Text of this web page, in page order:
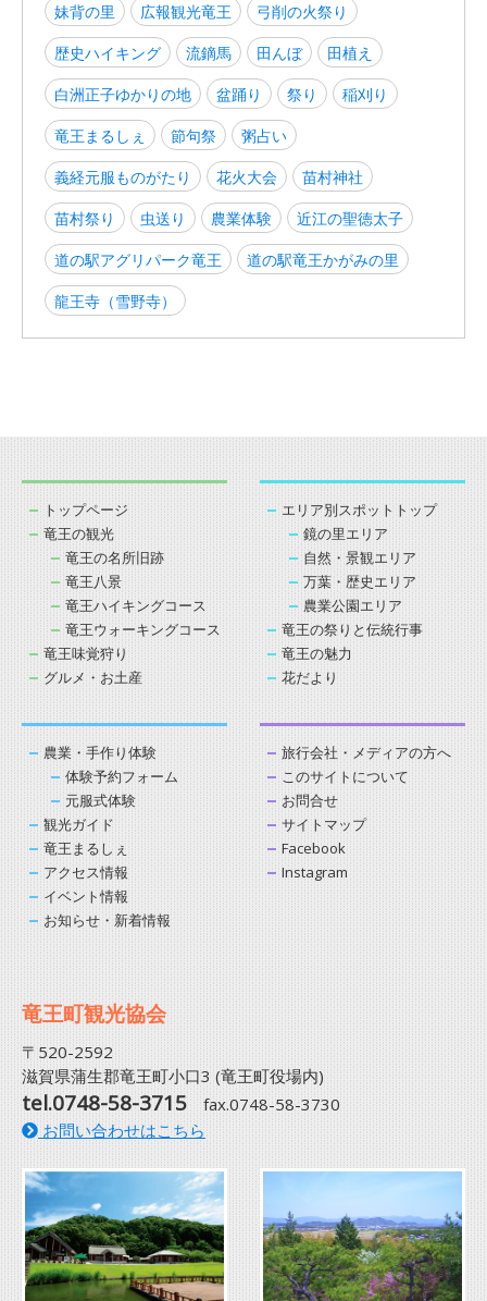
妹背の里
広報観光竜王
弓削の火祭り
歴史ハイキング
流鏑馬 田んぼ
田植え
白洲正子ゆかりの地
盆踊り 祭り
稲刈り
竜王まるしぇ
節句祭
粥占い
義経元服ものがたり
花火大会
苗村神社
苗村祭り
虫送り 農業体験
近江の聖徳太子
道の駅アグリパーク竜王
道の駅竜王かがみの里
龍王寺（雪野寺）
トップページ
竜王の観光
竜王の名所旧跡
竜王八景
竜王ハイキングコース
竜王ウォーキングコース
竜王味覚狩り
グルメ・お土産
エリア別スポットトップ
鏡の里エリア
自然・景観エリア
万葉・歴史エリア
農業公園エリア
竜王の祭りと伝統行事
竜王の魅力
花だより
農業・手作り体験
体験予約フォーム
元服式体験
観光ガイド
竜王まるしぇ
アクセス情報
イベント情報
お知らせ・新着情報
旅行会社・メディアの方へ
このサイトについて
お問合せ
サイトマップ
Facebook
Instagram
竜王町観光協会
〒520-2592
滋賀県蒲生郡竜王町小口3 (竜王町役場内)
tel.0748-58-3715 fax.0748-58-3730
お問い合わせはこちら